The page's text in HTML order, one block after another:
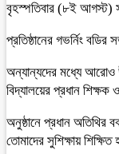
বৃহস্পতিবার (৮ই আগস্ট)
প্রতিষ্ঠানের গভর্নিং
অন্যান্যদের মধ্যে আরোও
বিদ্যালয়ের প্রধান
অনুষ্ঠানে প্রধান অতিথির
তোমাদের সুশিক্ষায়